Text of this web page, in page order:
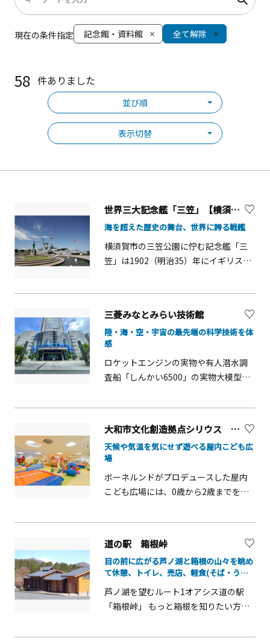
現在の条件指定 記念館・資料館 全て解除
58 件ありました
並び順
表示切替
世界三大記念艦「三笠」【横須賀市】
海を超えた歴史の舞台、世界に誇る戦艦
横須賀市の三笠公園に佇む記念艦「三
笠」は1902（明治35）年にイギリスで
に世界の三大記念艦として広く知られ
ています。日露戦争で連合艦隊旗艦と
して活躍した歴史遺産です。100年以上
前の姿が、日本の独立と安全を守った
誇りとともに大切に保存されていま
日本遺産の構成文化財に認定されてい
事に関するさまざまな資料や模型など
を展示。VRを使って日本海海戦を疑似
体験できる設備もあり、当時の様子を
ダイナミックに体感できます。見学の
際には、案内動画を視聴できる「スマ
め。艦内の見どころをわかりやすく解
説してくれます。三笠公園内にはほか
にも歴史モニュメントが点在してお
り、三笠をバックに東郷平八郎の像と
記念撮影も可能。先人たちの栄光と苦
労が偲ばれる貴重な空間で、明治期の
歴史の理解を深めてみてはいかがでし
三菱みなとみらい技術館
陸・海・空・宇宙の最先端の科学技術を体
感
ロケットエンジンの実物や有人潜水調
査船「しんかい6500」の実物大模型展
目にすることのない最先端技術に触れ
術館です。深海から宇宙まで幅広いモ
ノづくりを通して、わたしたちの暮ら
しを支える技術や社会課題解決のため
の技術にだれもが出会うことができま
す。各ゾーンやコーナーでは、親しみ
実験などのイベントも随時開催してお
りますので、詳しくはホームページを
ご覧ください。
大和市文化創造拠点シリウス 屋内こども広場
天候や気温を気にせず遊べる屋内こども広
場
ボーネルンドがプロデュースした屋内
こども広場には、0歳から2歳までを対
歳までを対象とした「げんきっこ広
は、乳幼児とお母さん・お父さんのあ
そびと交流のスペースで、子どもたち
を遊ばせながら、親同士が会話を楽し
みつつ、安心・安全な環境で過ごせる
と人気の広場です。「げんきっこ広
遊びが楽しめるサイバーホイール、マ
道の駅 箱根峠
目の前に広がる芦ノ湖と箱根の山々を眺め
て休憩、トイレ、売店、軽食(そば・うど
芦ノ湖を望むルート1オアシス道の駅
「箱根峠」 もっと箱根を知りたい方々
む絶景と、アットホームなおもてなし